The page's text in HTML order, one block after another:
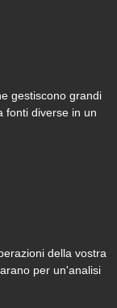
gestiscono grandi
fonti diverse in un
della vostra
per un'analisi